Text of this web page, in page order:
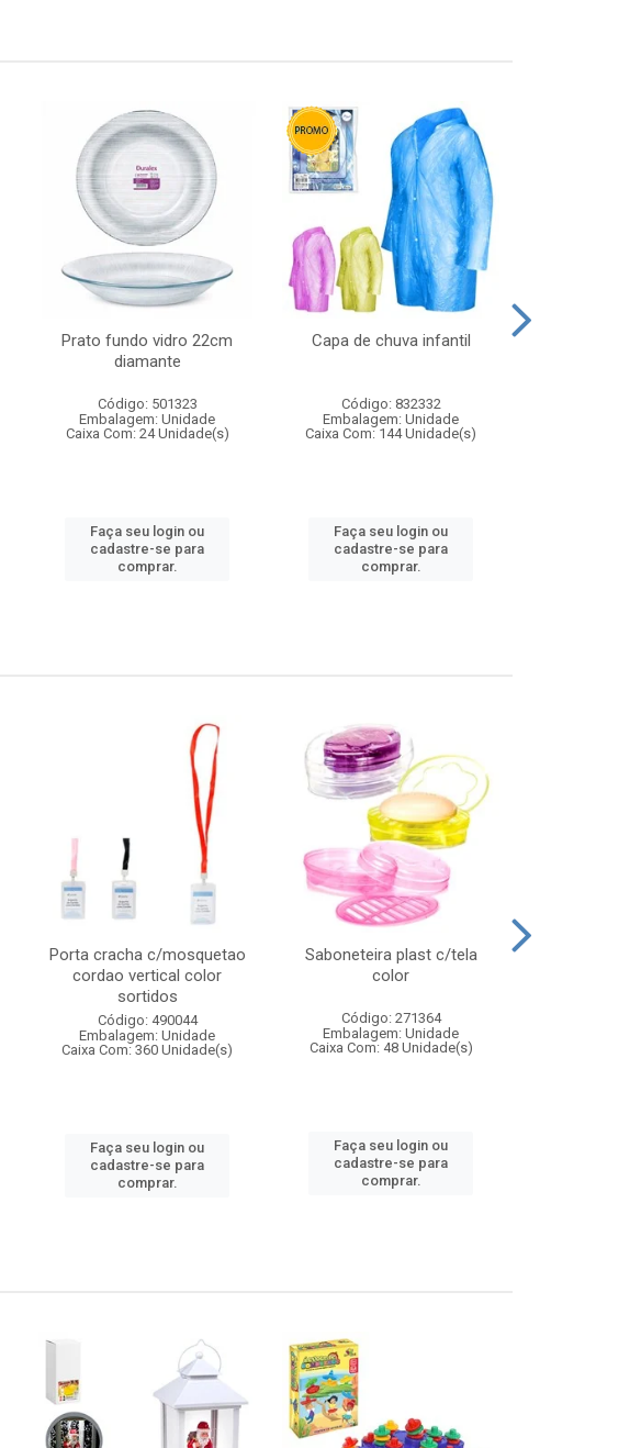
Prato fundo vidro 22cm
diamante
Código: 501323
Embalagem: Unidade
Caixa Com: 24 Unidade(s)
Faça seu login ou
cadastre-se para
comprar.
Capa de chuva infantil
Código: 832332
Embalagem: Unidade
Caixa Com: 144 Unidade(s)
Faça seu login ou
cadastre-se para
comprar.
Porta cracha c/mosquetao
cordao vertical color
sortidos
Código: 490044
Embalagem: Unidade
Caixa Com: 360 Unidade(s)
Faça seu login ou
cadastre-se para
comprar.
Saboneteira plast c/tela
color
Código: 271364
Embalagem: Unidade
Caixa Com: 48 Unidade(s)
Faça seu login ou
cadastre-se para
comprar.